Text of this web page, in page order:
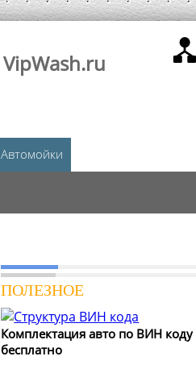
VipWash.ru
Автомойки
ПОЛЕЗНОЕ
Комплектация авто по ВИН коду
бесплатно